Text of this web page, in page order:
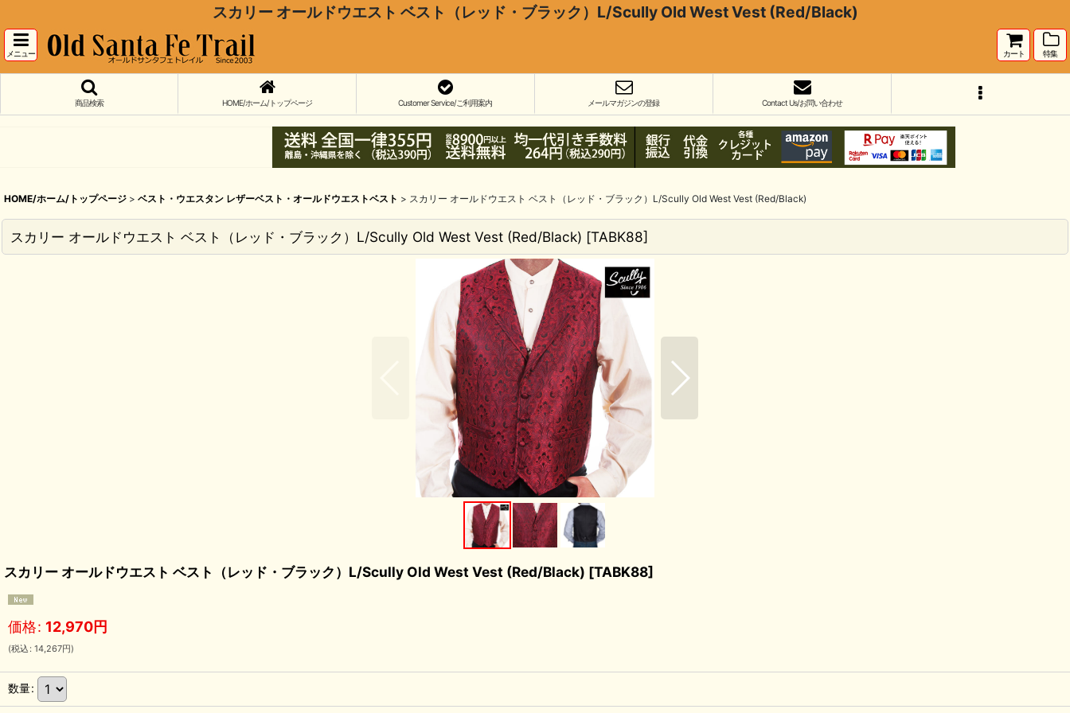
スカリー オールドウエスト ベスト（レッド・ブラック）L/Scully Old West Vest (Red/Black)
メニュー カート 特集
商品検索 HOME/ホーム/トップページ Customer Service/ご利用案内 メールマガジンの登録 Contact Us/お問い合わせ
HOME/ホーム/トップページ > ベスト・ウエスタン レザーベスト・オールドウエストベスト > スカリー オールドウエスト ベスト（レッド・ブラック）L/Scully Old West Vest (Red/Black)
スカリー オールドウエスト ベスト（レッド・ブラック）L/Scully Old West Vest (Red/Black) [TABK88]
スカリー オールドウエスト ベスト（レッド・ブラック）L/Scully Old West Vest (Red/Black) [TABK88]
価格: 12,970円
(税込 : 14,267円)
数量: